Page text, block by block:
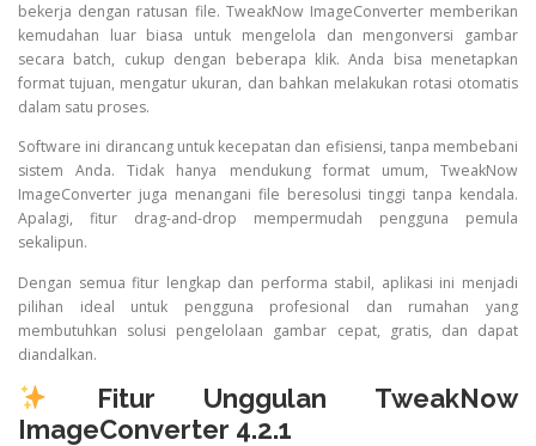
bekerja dengan ratusan file. TweakNow ImageConverter memberikan
kemudahan luar biasa untuk mengelola dan mengonversi gambar
secara batch, cukup dengan beberapa klik. Anda bisa menetapkan
format tujuan, mengatur ukuran, dan bahkan melakukan rotasi otomatis
dalam satu proses.
Software ini dirancang untuk kecepatan dan efisiensi, tanpa membebani
sistem Anda. Tidak hanya mendukung format umum, TweakNow
ImageConverter juga menangani file beresolusi tinggi tanpa kendala.
Apalagi, fitur drag-and-drop mempermudah pengguna pemula
sekalipun.
Dengan semua fitur lengkap dan performa stabil, aplikasi ini menjadi
pilihan ideal untuk pengguna profesional dan rumahan yang
membutuhkan solusi pengelolaan gambar cepat, gratis, dan dapat
diandalkan.
Fitur Unggulan TweakNow
ImageConverter 4.2.1